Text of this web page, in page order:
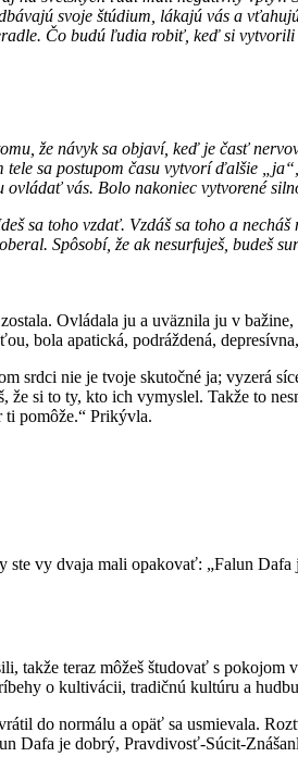
svoje štúdium, lákajú vás a
Čo budú ľudia robiť, keď si vytvorili
že návyk sa objaví, keď je časť
sa postupom času vytvorí ďalšie
ovládať vás. Bolo nakoniec vytvorené
sa toho vzdať. Vzdáš sa toho a
Spôsobí, že ak nesurfuješ, budeš
Ovládala ju a uväznila ju v
bola apatická, podráždená,
srdci nie je tvoje skutočné ja; vyzerá
si to ty, kto ich vymyslel. Takže to
ti pomôže.“ Prikývla.
vy dvaja mali opakovať: „Falun
teraz môžeš študovať s
o kultivácii, tradičnú kultúru a
do normálu a opäť sa usmievala.
Dafa je dobrý, Pravdivosť-Súcit-